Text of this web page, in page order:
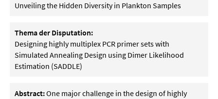
Unveiling the Hidden Diversity in Plankton Samples
Thema der Disputation:
Designing highly multiplex PCR primer sets with
Simulated Annealing Design using Dimer Likelihood
Estimation (SADDLE)
Abstract:One major challenge in the design of highly